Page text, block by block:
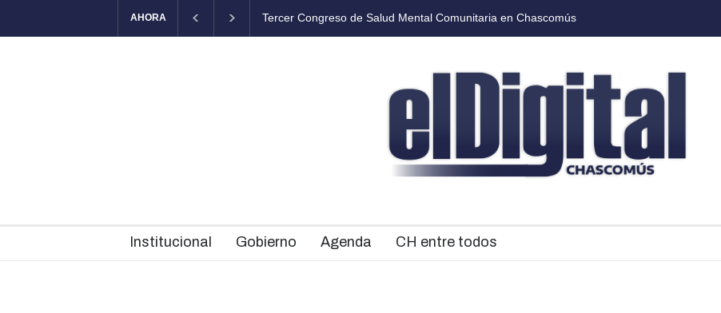
AHORA El Fortín Chascomús presentó el cronograma de actividades por el Día de la Tradición
Institucional Gobierno Agenda CH entre todos